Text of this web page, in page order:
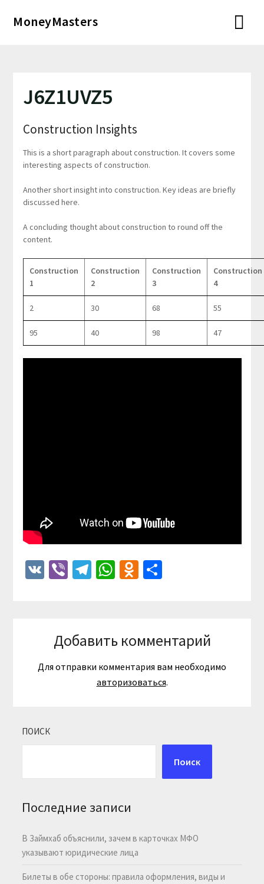
MoneyMasters
J6Z1UVZ5
Construction Insights
This is a short paragraph about construction. It covers some
interesting aspects of construction.
Another short insight into construction. Key ideas are briefly
discussed here.
A concluding thought about construction to round off the
content.
Construction
1
Construction
2
Construction
3
Construction
4
2 30 68 55
95 40 98 47
VKViberTelegram
WhatsApp
Odnoklassniki
Отправить
Добавить комментарий
Для отправки комментария вам необходимо
авторизоваться.
ПОИСК
Поиск
Последние записи
В Займхаб объяснили, зачем в карточках МФО
указывают юридические лица
Билеты в обе стороны: правила оформления, виды и